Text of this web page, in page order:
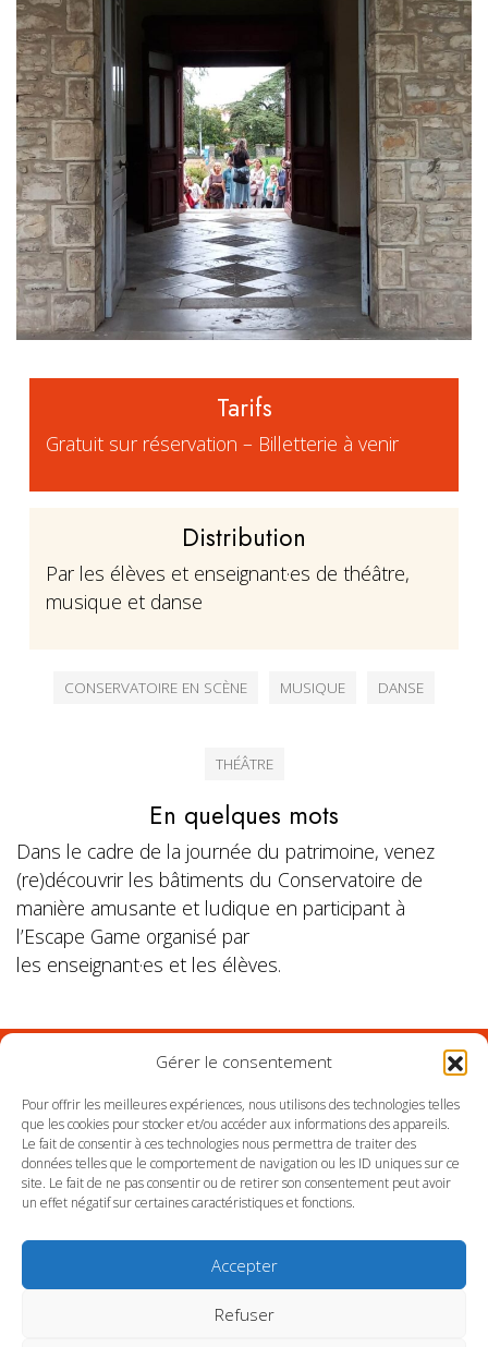
Gérer le consentement
Pour offrir les meilleures expériences, nous utilisons des technologies telles
que les cookies pour stocker et/ou accéder aux informations des appareils.
Le fait de consentir à ces technologies nous permettra de traiter des
données telles que le comportement de navigation ou les ID uniques sur ce
site. Le fait de ne pas consentir ou de retirer son consentement peut avoir
un effet négatif sur certaines caractéristiques et fonctions.
Accepter
Refuser
Tarifs
Gratuit sur réservation – Billetterie à venir
Distribution
Par les élèves et enseignant·es de théâtre,
musique et danse
CONSERVATOIRE EN SCÈNE MUSIQUE DANSE
THÉÂTRE
En quelques mots
Dans le cadre de la journée du patrimoine, venez
(re)découvrir les bâtiments du Conservatoire de
manière amusante et ludique en participant à
l’Escape Game organisé par
les enseignant·es et les élèves.
Suivez le conservatoire du Pays Basque sur les
réseaux
SITE DU CONSERVATOIRE